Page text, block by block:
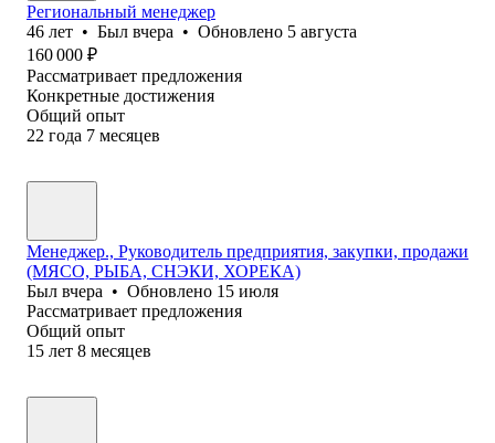
Региональный менеджер
46 лет • Был вчера • Обновлено 5 августа
160 000 ₽
Рассматривает предложения
Конкретные достижения
Общий опыт
22 года 7 месяцев
Менеджер., Руководитель предприятия, закупки, продажи
(МЯСО, РЫБА, СНЭКИ, ХОРЕКА)
Был вчера • Обновлено 15 июля
Рассматривает предложения
Общий опыт
15 лет 8 месяцев